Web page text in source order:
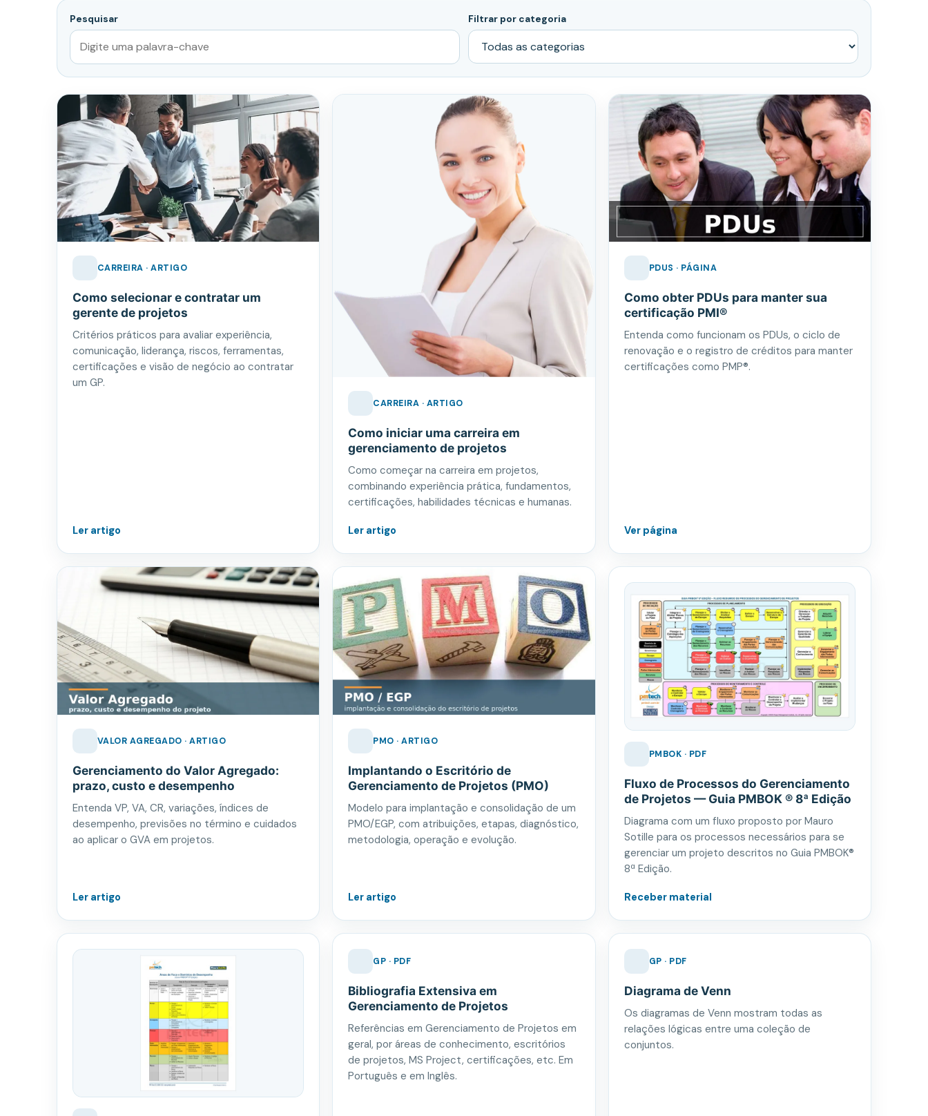
Pesquisar Filtrar por categoria
CARREIRA · ARTIGO
Como selecionar e contratar um
gerente de projetos
Critérios práticos para avaliar experiência,
comunicação, liderança, riscos, ferramentas,
certificações e visão de negócio ao contratar
um GP.
Ler artigo
CARREIRA · ARTIGO
Como iniciar uma carreira em
gerenciamento de projetos
Como começar na carreira em projetos,
combinando experiência prática, fundamentos,
certificações, habilidades técnicas e humanas.
Ler artigo
PDUS · PÁGINA
Como obter PDUs para manter sua
certificação PMI®
Entenda como funcionam os PDUs, o ciclo de
renovação e o registro de créditos para manter
certificações como PMP®.
Ver página
VALOR AGREGADO · ARTIGO
Gerenciamento do Valor Agregado:
prazo, custo e desempenho
Entenda VP, VA, CR, variações, índices de
desempenho, previsões no término e cuidados
ao aplicar o GVA em projetos.
Ler artigo
PMO · ARTIGO
Implantando o Escritório de
Gerenciamento de Projetos (PMO)
Modelo para implantação e consolidação de um
PMO/EGP, com atribuições, etapas, diagnóstico,
metodologia, operação e evolução.
Ler artigo
PMBOK · PDF
Fluxo de Processos do Gerenciamento
de Projetos — Guia PMBOK ® 8ª Edição
Diagrama com um fluxo proposto por Mauro
Sotille para os processos necessários para se
gerenciar um projeto descritos no Guia PMBOK®
8ª Edição.
Receber material
GP · PDF
Bibliografia Extensiva em
Gerenciamento de Projetos
Referências em Gerenciamento de Projetos em
geral, por áreas de conhecimento, escritórios
de projetos, MS Project, certificações, etc. Em
Português e em Inglês.
GP · PDF
Diagrama de Venn
Os diagramas de Venn mostram todas as
relações lógicas entre uma coleção de
conjuntos.